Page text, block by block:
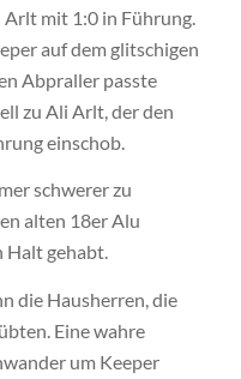
mit 1:0 in Führung.
auf dem glitschigen
Abpraller passte
zu Ali Arlt, der den
einschob.
schwerer zu
alten 18er Alu
Halt gehabt.
die Hausherren, die
Eine wahre
um Keeper